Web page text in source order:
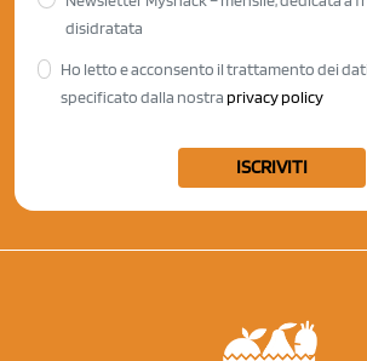
disidratata
Ho letto e acconsento il trattamento dei
specificato dalla nostra privacy policy
ISCRIVITI